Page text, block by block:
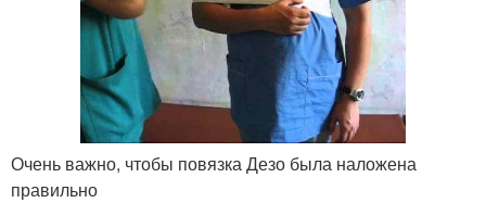
Очень важно, чтобы повязка Дезо была наложена
правильно